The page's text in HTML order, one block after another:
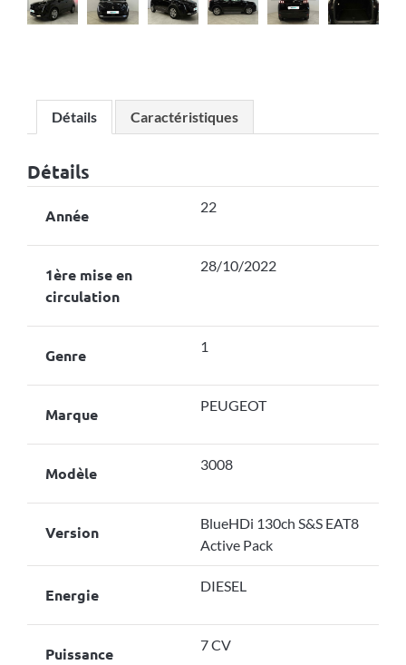
Détails Caractéristiques
Détails
Année 22
1ère mise en
circulation
28/10/2022
Genre 1
Marque PEUGEOT
Modèle 3008
Version
BlueHDi 130ch S&S EAT8
Active Pack
Energie DIESEL
Puissance
7 CV